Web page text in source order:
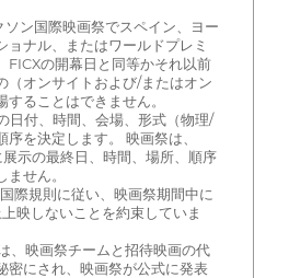
ン国際映画祭でスペイン、ヨー
ョナル、またはワールドプレミ
FICXの開幕日と同等かそれ以前
（オンサイトおよび/またはオン
ることはできません。
日付、時間、会場、形式（物理/
を決定します。 映画祭は、
示の最終日、時間、場所、順序
せん。
際規則に従い、映画祭期間中に
映しないことを約束していま
、映画祭チームと招待映画の代
密にされ、映画祭が公式に発表